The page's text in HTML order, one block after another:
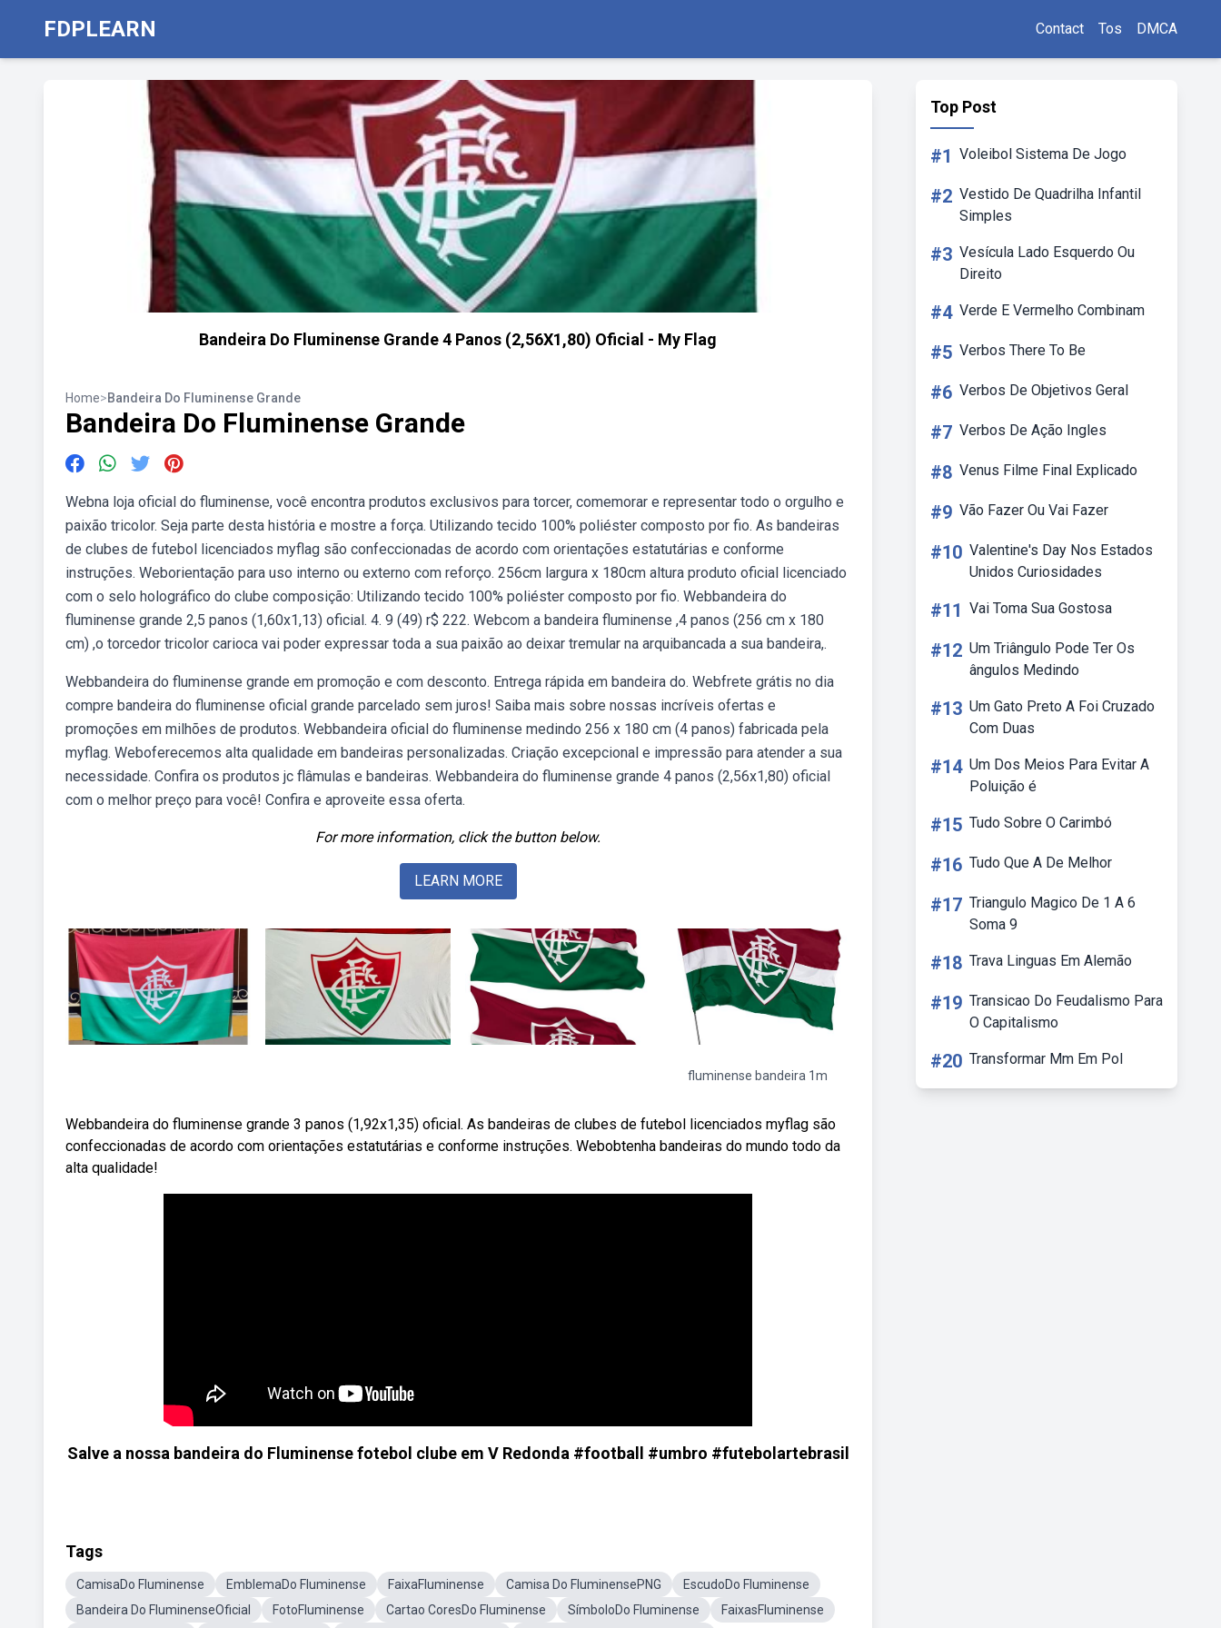
FDPLEARN Contact Tos DMCA
Bandeira Do Fluminense Grande 4 Panos (2,56X1,80) Oficial - My Flag
Home>Bandeira Do Fluminense Grande
Bandeira Do Fluminense Grande
Webna loja oficial do fluminense, você encontra produtos exclusivos para torcer, comemorar e representar todo o orgulho e
paixão tricolor. Seja parte desta história e mostre a força. Utilizando tecido 100% poliéster composto por fio. As bandeiras
de clubes de futebol licenciados myflag são confeccionadas de acordo com orientações estatutárias e conforme
instruções. Weborientação para uso interno ou externo com reforço. 256cm largura x 180cm altura produto oficial licenciado
com o selo holográfico do clube composição: Utilizando tecido 100% poliéster composto por fio. Webbandeira do
fluminense grande 2,5 panos (1,60x1,13) oficial. 4. 9 (49) r$ 222. Webcom a bandeira fluminense ,4 panos (256 cm x 180
cm) ,o torcedor tricolor carioca vai poder expressar toda a sua paixão ao deixar tremular na arquibancada a sua bandeira,.
Webbandeira do fluminense grande em promoção e com desconto. Entrega rápida em bandeira do. Webfrete grátis no dia
compre bandeira do fluminense oficial grande parcelado sem juros! Saiba mais sobre nossas incríveis ofertas e
promoções em milhões de produtos. Webbandeira oficial do fluminense medindo 256 x 180 cm (4 panos) fabricada pela
myflag. Weboferecemos alta qualidade em bandeiras personalizadas. Criação excepcional e impressão para atender a sua
necessidade. Confira os produtos jc flâmulas e bandeiras. Webbandeira do fluminense grande 4 panos (2,56x1,80) oficial
com o melhor preço para você! Confira e aproveite essa oferta.
For more information, click the button below.
LEARN MORE
fluminense bandeira 1m
Webbandeira do fluminense grande 3 panos (1,92x1,35) oficial. As bandeiras de clubes de futebol licenciados myflag são
confeccionadas de acordo com orientações estatutárias e conforme instruções. Webobtenha bandeiras do mundo todo da
alta qualidade!
Salve a nossa bandeira do Fluminense fotebol clube em V Redonda #football #umbro #futebolartebrasil
Tags
CamisaDo Fluminense EmblemaDo Fluminense FaixaFluminense Camisa Do FluminensePNG
EscudoDo Fluminense
Bandeira Do FluminenseOficial
FotoFluminense Cartao CoresDo Fluminense SímboloDo Fluminense
FaixasFluminense
Top Post
#1 Voleibol Sistema De Jogo
#2 Vestido De Quadrilha Infantil
Simples
#3 Vesícula Lado Esquerdo Ou
Direito
#4 Verde E Vermelho Combinam
#5 Verbos There To Be
#6 Verbos De Objetivos Geral
#7 Verbos De Ação Ingles
#8 Venus Filme Final Explicado
#9 Vão Fazer Ou Vai Fazer
#10 Valentine's Day Nos Estados
Unidos Curiosidades
#11 Vai Toma Sua Gostosa
#12 Um Triângulo Pode Ter Os
ângulos Medindo
#13 Um Gato Preto A Foi Cruzado
Com Duas
#14 Um Dos Meios Para Evitar A
Poluição é
#15 Tudo Sobre O Carimbó
#16 Tudo Que A De Melhor
#17 Triangulo Magico De 1 A 6
Soma 9
#18 Trava Linguas Em Alemão
#19 Transicao Do Feudalismo Para
O Capitalismo
#20 Transformar Mm Em Pol